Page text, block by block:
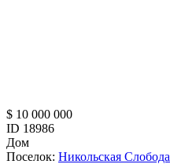
$ 10 000 000
ID 18986
Дом
Поселок: Никольская Слобода